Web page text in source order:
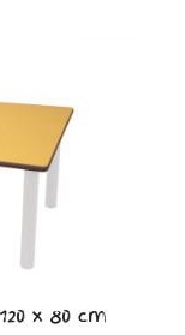
x 80 cm